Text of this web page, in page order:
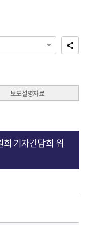
보도설명자료
기자간담회 위